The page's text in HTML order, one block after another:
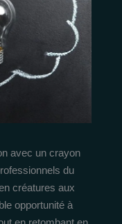
avec un crayon
du
créatures aux
opportunité à